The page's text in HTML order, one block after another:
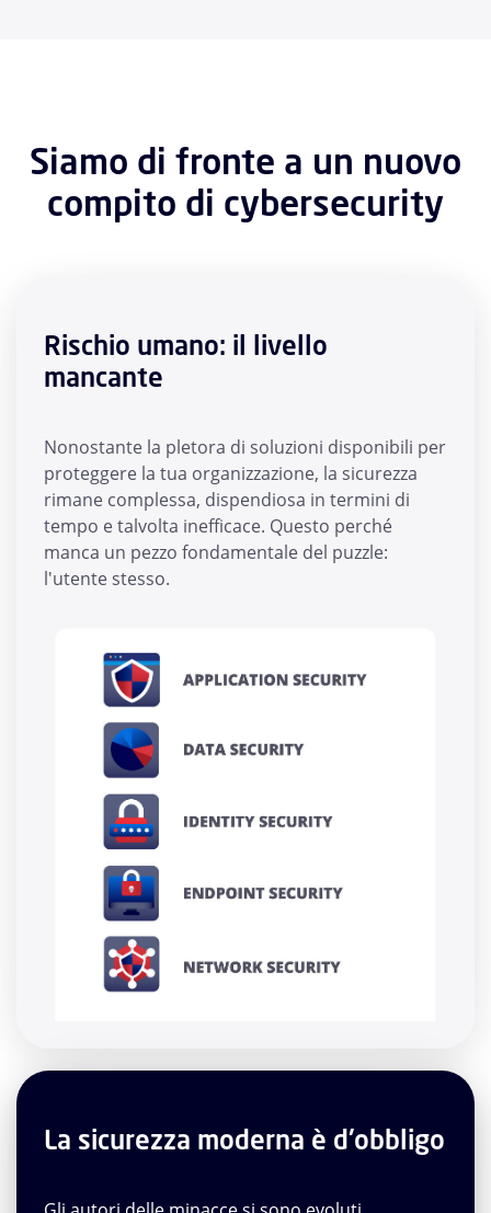
Siamo di fronte a un nuovo
compito di cybersecurity
Rischio umano: il livello
mancante
Nonostante la pletora di soluzioni disponibili per
proteggere la tua organizzazione, la sicurezza
rimane complessa, dispendiosa in termini di
tempo e talvolta inefficace. Questo perché
manca un pezzo fondamentale del puzzle:
l'utente stesso.
La sicurezza moderna è d'obbligo